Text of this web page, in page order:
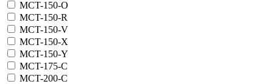
MCT-150-O
MCT-150-R
MCT-150-V
MCT-150-X
MCT-150-Y
MCT-175-C
MCT-200-C